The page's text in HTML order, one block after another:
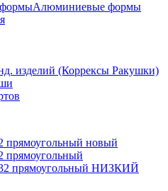
Алюминиевые формы
изделий (Коррексы Ракушки)
прямоугольный новый
прямоугольный
прямоугольный НИЗКИЙ